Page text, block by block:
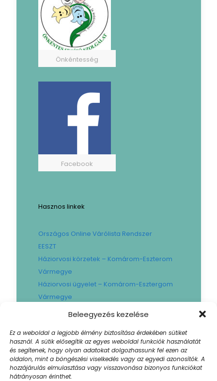
Beleegyezés kezelése
Ez a weboldal a legjobb élmény biztosítása érdekében sütiket
használ. A sütik elősegítik az egyes weboldal funkciók használatát
és segítenek, hogy olyan adatokat dolgozhassunk fel ezen az
oldalon, mint a böngészési viselkedés vagy az egyedi azonosítók. A
hozzájárulás elmulasztása vagy visszavonása bizonyos funkciókat
hátrányosan érinthet.
Önkéntesség
Facebook
Hasznos linkek
Országos Online Várólista Rendszer
EESZT
Háziorvosi körzetek – Komárom-Eszterom
Vármegye
Háziorvosi ügyelet – Komárom-Esztergom
Vármegye
Gyógyszertári ügyelet – Komárom-
Városi Fogászat
Művese Állomás B.Braun
Facility hibabejelentő
Sajtószoba